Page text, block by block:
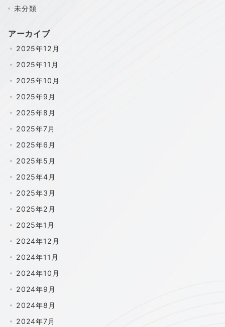
未分類
アーカイブ
2025年12月
2025年11月
2025年10月
2025年9月
2025年8月
2025年7月
2025年6月
2025年5月
2025年4月
2025年3月
2025年2月
2025年1月
2024年12月
2024年11月
2024年10月
2024年9月
2024年8月
2024年7月